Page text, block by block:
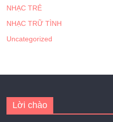
NHẠC TRẺ
NHẠC TRỮ TÌNH
Uncategorized
Lời chào